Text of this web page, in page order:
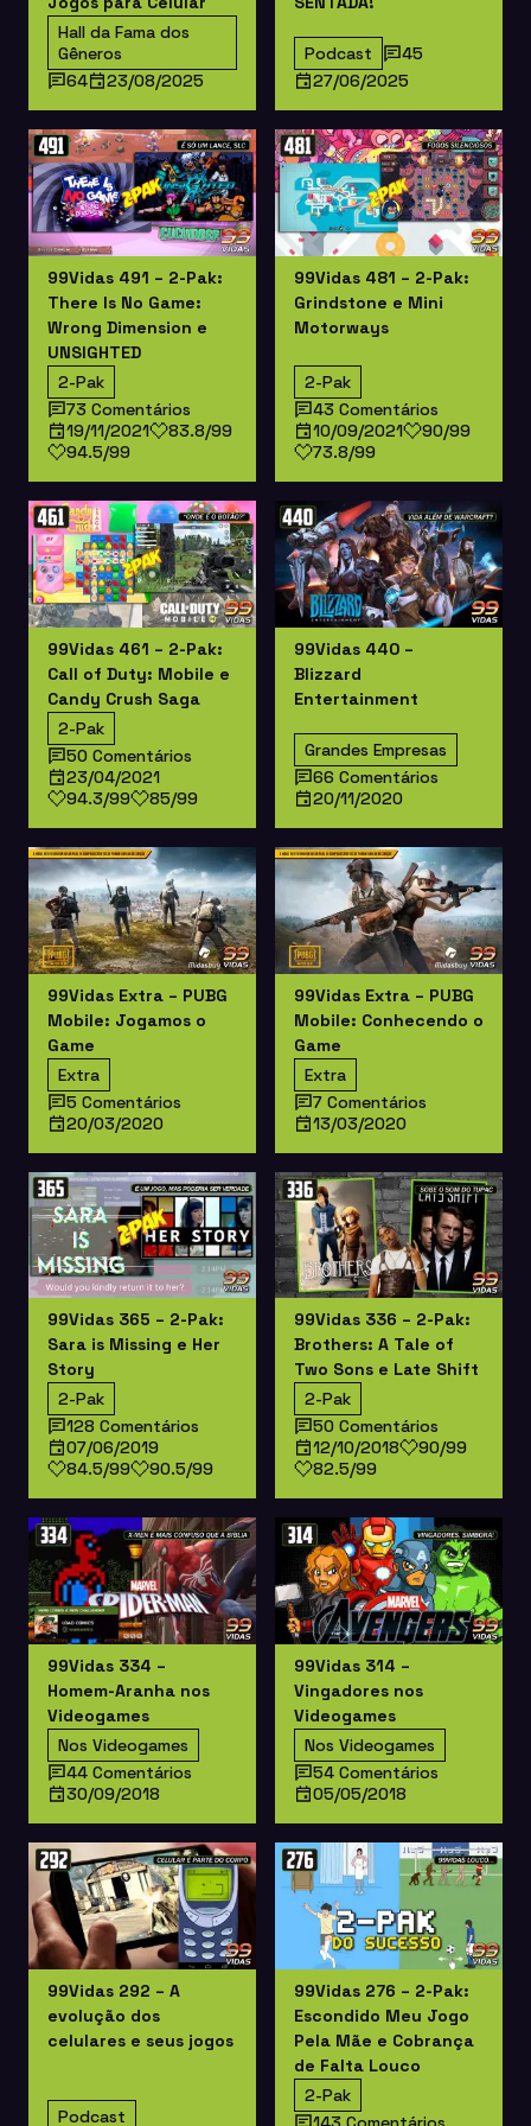
Hall da Fama dos
Gêneros
64
23/08/2025
Podcast
45
27/06/2025
99Vidas 491 – 2-Pak:
There Is No Game:
Wrong Dimension e
UNSIGHTED
2-Pak
73 Comentários
19/11/2021
83.8/99
94.5/99
99Vidas 481 – 2-Pak:
Grindstone e Mini
Motorways
2-Pak
43 Comentários
10/09/2021
90/99
73.8/99
99Vidas 461 – 2-Pak:
Call of Duty: Mobile e
Candy Crush Saga
2-Pak
50 Comentários
23/04/2021
94.3/99
85/99
99Vidas 440 –
Blizzard
Entertainment
Grandes Empresas
66 Comentários
20/11/2020
99Vidas Extra – PUBG
Mobile: Jogamos o
Game
Extra
5 Comentários
20/03/2020
99Vidas Extra – PUBG
Mobile: Conhecendo o
Game
Extra
7 Comentários
13/03/2020
99Vidas 365 – 2-Pak:
Sara is Missing e Her
Story
2-Pak
128 Comentários
07/06/2019
84.5/99
90.5/99
99Vidas 336 – 2-Pak:
Brothers: A Tale of
Two Sons e Late Shift
2-Pak
50 Comentários
12/10/2018
90/99
82.5/99
99Vidas 334 –
Homem-Aranha nos
Videogames
Nos Videogames
44 Comentários
30/09/2018
99Vidas 314 –
Vingadores nos
Videogames
Nos Videogames
54 Comentários
05/05/2018
99Vidas 292 – A
evolução dos
celulares e seus jogos
Podcast
99Vidas 276 – 2-Pak:
Escondido Meu Jogo
Pela Mãe e Cobrança
de Falta Louco
2-Pak